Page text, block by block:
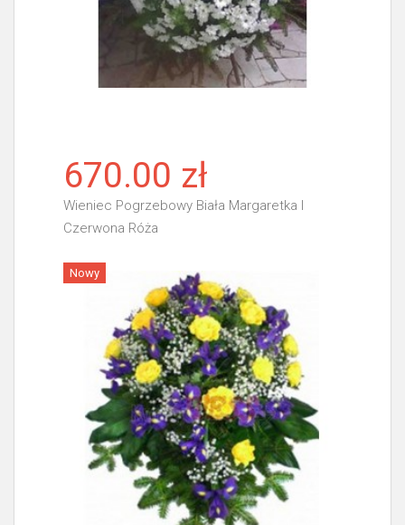
670.00 zł
Wieniec Pogrzebowy Biała Margaretka I
Czerwona Róża
Więcej
Nowy